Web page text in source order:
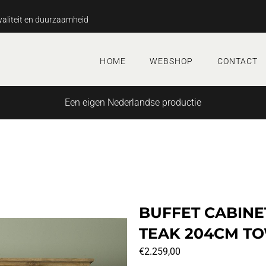
en duurzaamheid
HOME WEBSHOP CONTACT
Een eigen Nederlandse productie
BUFFET
TEAK 204CM
€2.259,00